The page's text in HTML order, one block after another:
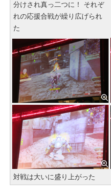
分けされ真っ二つに！ それぞ
れの応援合戦が繰り広げられ
た
対戦は大いに盛り上がった